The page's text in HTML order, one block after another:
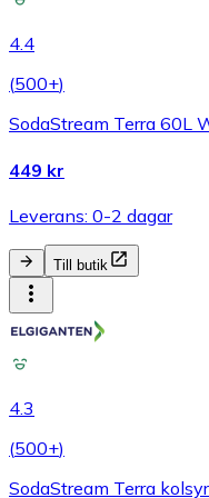
4.4
(500+)
SodaStream Terra 60L
449 kr
Leverans: 0-2 dagar
Till butik
4.3
(500+)
SodaStream Terra